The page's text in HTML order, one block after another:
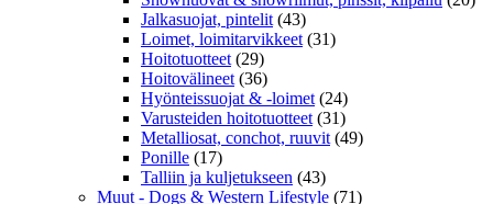
Jalkasuojat, pintelit (43)
Loimet, loimitarvikkeet (31)
Hoitotuotteet (29)
Hoitovälineet (36)
Hyönteissuojat & -loimet (24)
Varusteiden hoitotuotteet (31)
Metalliosat, conchot, ruuvit (49)
Ponille (17)
Talliin ja kuljetukseen (43)
Muut - Dogs & Western Lifestyle (71)